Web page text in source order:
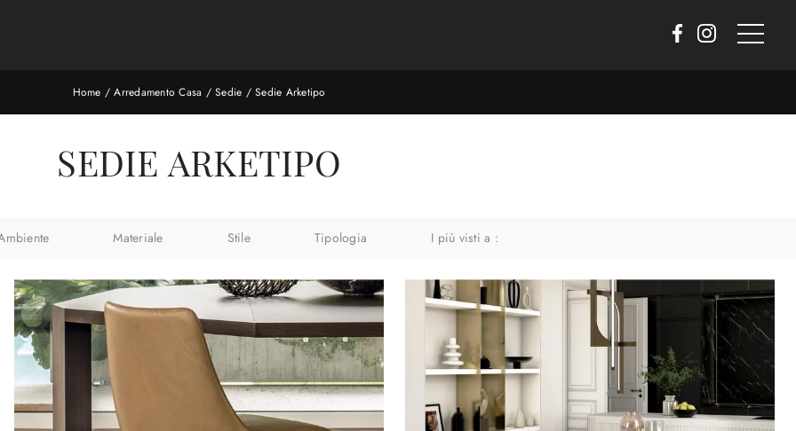
Home /Arredamento Casa / Sedie / Sedie Arketipo
SEDIE ARKETIPO
Materiale Stile Tipologia I più visti a :